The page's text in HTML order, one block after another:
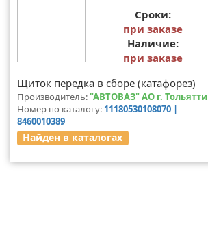
Сроки:
при заказе
Наличие:
при заказе
Щиток передка в сборе (катафорез)
Производитель: "АВТОВАЗ" АО г. Тольятти
Номер по каталогу: 11180530108070 |
8460010389
Найден в каталогах